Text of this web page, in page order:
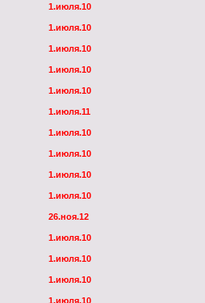
1.июля.10
1.июля.10
1.июля.10
1.июля.10
1.июля.10
1.июля.11
1.июля.10
1.июля.10
1.июля.10
1.июля.10
26.ноя.12
1.июля.10
1.июля.10
1.июля.10
1.июля.10